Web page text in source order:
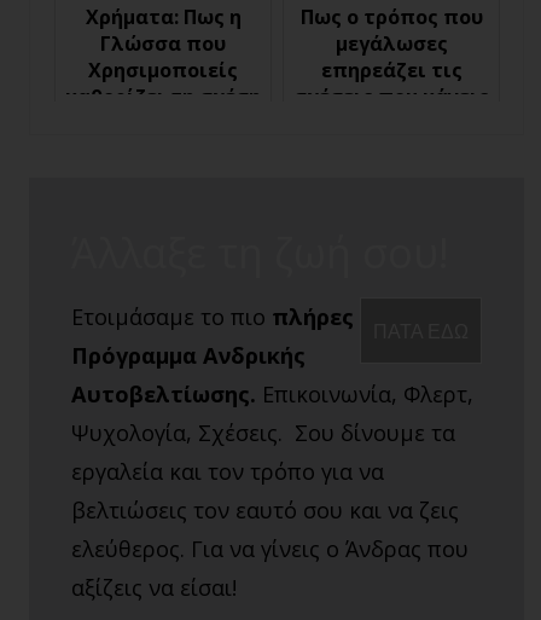
Χρήματα: Πως η
Γλώσσα που
Χρησιμοποιείς
καθορίζει τη σχέση
Πως ο τρόπος που
μεγάλωσες
επηρεάζει τις
σχέσεις που κάνεις
Ετοιμάσαμε το πιο πλήρες
Πρόγραμμα Ανδρικής
Αυτοβελτίωσης. Επικοινωνία, Φλερτ,
Ψυχολογία, Σχέσεις. Σου δίνουμε τα
εργαλεία και τον τρόπο για να
βελτιώσεις τον εαυτό σου και να ζεις
ελεύθερος. Για να γίνεις ο Άνδρας που
αξίζεις να είσαι!